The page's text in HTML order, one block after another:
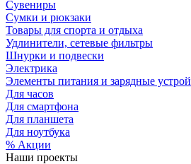
Сувениры
Сумки и рюкзаки
Товары для спорта и отдыха
Удлинители, сетевые фильтры
Шнурки и подвески
Электрика
Элементы питания и зарядные
Для часов
Для смартфона
Для планшета
Для ноутбука
% Акции
Наши проекты